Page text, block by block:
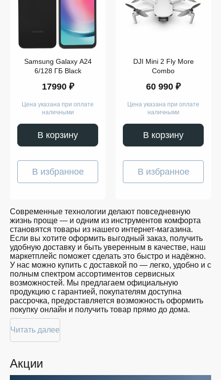
Компьютеры
Гаджеты
Аксессуары
Apple
Samsung
наушники
пылесосы
Выпрямители
волос
Стайлеры
и
работа
Забота
о
близких
Красота
Спорт
Для
дома
Цена
от
до
Показать
ещё
128
GB
Samsung Galaxy A24
6/128 ГБ Black
17990 ₽
Цена указана при оплате
наличными
В корзину
В избранное
DJI Mini 2 Fly More
Combo
60 990 ₽
Цена указана при оплате
наличными
В корзину
В избранное
Современные технологии делают повседневную
жизнь проще — и одним из инструментов комфорта
становятся товары из нашего интернет-магазина.
Если вы хотите оформить выгодный заказ, получить
удобную доставку и быть уверенным в качестве, наш
маркетплейс поможет сделать это быстро и надёжно.
У нас можно купить с доставкой по — легко, удобно и с
полным спектром ассортиментов сервисных
возможностей. Мы предлагаем официальную
продукцию с гарантией, покупателям доступна
рассрочка, предоставляется возможность оформить
покупку онлайн и получить товар прямо до дома.
Покупателям доступна покупка по привлекательной
цене: мы регулярно обновляем ассортимент, следим
за актуальностью наличия и предоставляем большой
найдёте нужный продукт в нужный момент. Доставим
ваш товар быстро — независимо от объема, с
Читать далее
Акции